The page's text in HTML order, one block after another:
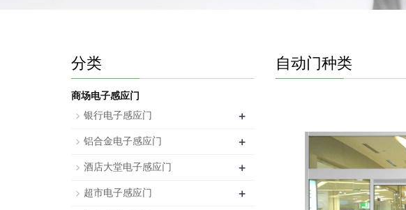
自动门种类
分类
商场电子感应门
银行电子感应门
+
铝合金电子感应门 +
酒店大堂电子感应门 +
超市电子感应门 +